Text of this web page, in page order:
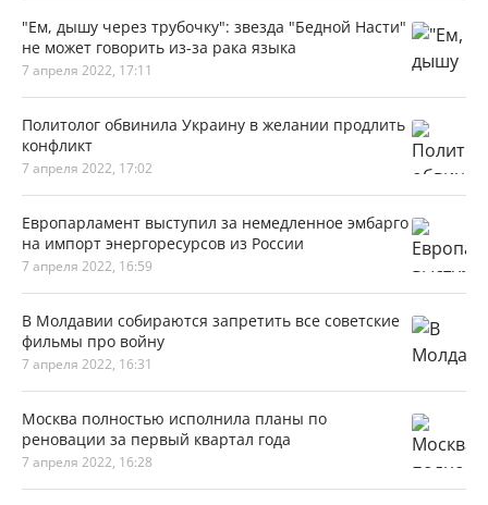
"Ем, дышу через трубочку": звезда "Бедной Насти"
не может говорить из-за рака языка
7 апреля 2022, 17:11
Политолог обвинила Украину в желании продлить
конфликт
7 апреля 2022, 17:02
Европарламент выступил за немедленное эмбарго
на импорт энергоресурсов из России
7 апреля 2022, 16:59
В Молдавии собираются запретить все советские
фильмы про войну
7 апреля 2022, 16:31
Москва полностью исполнила планы по
реновации за первый квартал года
7 апреля 2022, 16:28